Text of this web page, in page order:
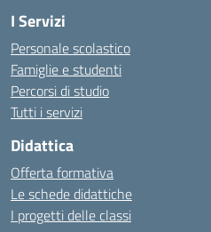
I Servizi
Personale scolastico
Famiglie e studenti
Percorsi di studio
Tutti i servizi
Didattica
Offerta formativa
Le schede didattiche
I progetti delle classi